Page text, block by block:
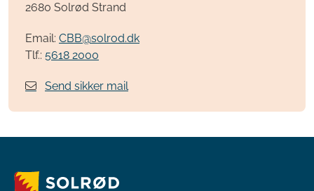
2680 Solrød Strand
Email: CBB@solrod.dk
Tlf.: 5618 2000
Send sikker mail